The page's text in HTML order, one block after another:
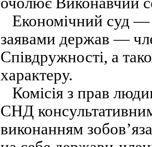
Економічний суд —
заявами держав —
Співдружності, а
характеру.
Комісія з прав
СНД
виконанням